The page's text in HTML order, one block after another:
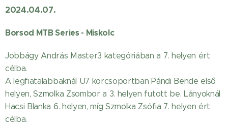
2024.04.07.
Borsod MTB Series - Miskolc
Jobbágy András Master3 kategóriában a 7. helyen ért
célba.
A legfiatalabbaknál U7 korcsoportban Pándi Bende első
helyen, Szmolka Zsombor a 3. helyen futott be. Lányoknál
Hacsi Blanka 6. helyen, míg Szmolka Zsófia 7. helyen ért
célba.